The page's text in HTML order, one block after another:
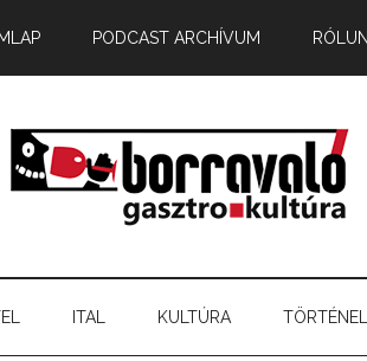
PODCAST ARCHÍVUM
ITAL KULTÚRA